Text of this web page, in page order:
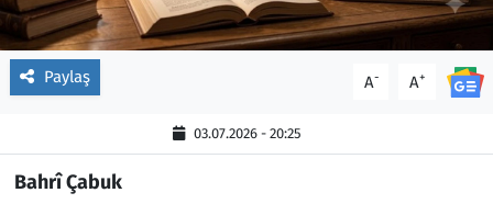
Paylaş A- A+
03.07.2026 - 20:25
Bahrî Çabuk